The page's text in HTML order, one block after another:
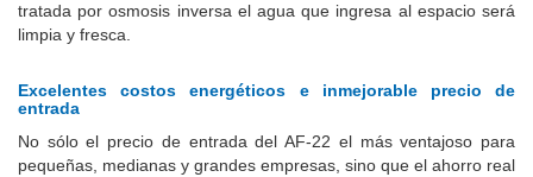
tratada por osmosis inversa el agua que ingresa al espacio será
limpia y fresca.
Excelentes costos energéticos e inmejorable precio de
entrada
No sólo el precio de entrada del AF-22 el más ventajoso para
pequeñas, medianas y grandes empresas, sino que el ahorro real